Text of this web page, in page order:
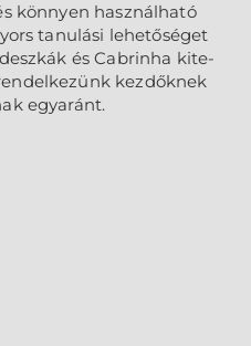
könnyen használható
tanulási lehetőséget
és Cabrinha kite-
kezdőknek
egyaránt.